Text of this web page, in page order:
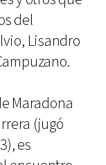
del
Lisandro
Maradona
(jugó
es